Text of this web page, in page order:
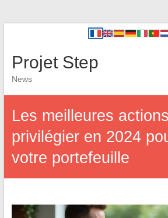
Projet Step
News
Les meilleures
privilégier en 2024
votre portefeuille